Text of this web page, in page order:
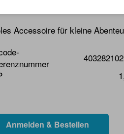
Accessoire für kleine